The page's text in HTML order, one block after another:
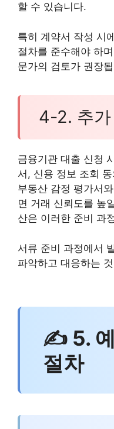
할 수 있습니다.
특히 계약서 작성 시
절차를 준수해야 하
문가의 검토가 권장
4-2. 추
금융기관 대출 신청
서, 신용 정보 조회
부동산 감정 평가서
면 거래 신뢰도를 높
산은 이러한 준비 과
서류 준비 과정에서
파악하고 대응하는
✍ 5.
절차